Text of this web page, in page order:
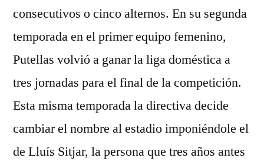
consecutivos o cinco alternos. En su segunda
temporada en el primer equipo femenino,
Putellas volvió a ganar la liga doméstica a
tres jornadas para el final de la competición.
Esta misma temporada la directiva decide
cambiar el nombre al estadio imponiéndole el
de Lluís Sitjar, la persona que tres años antes